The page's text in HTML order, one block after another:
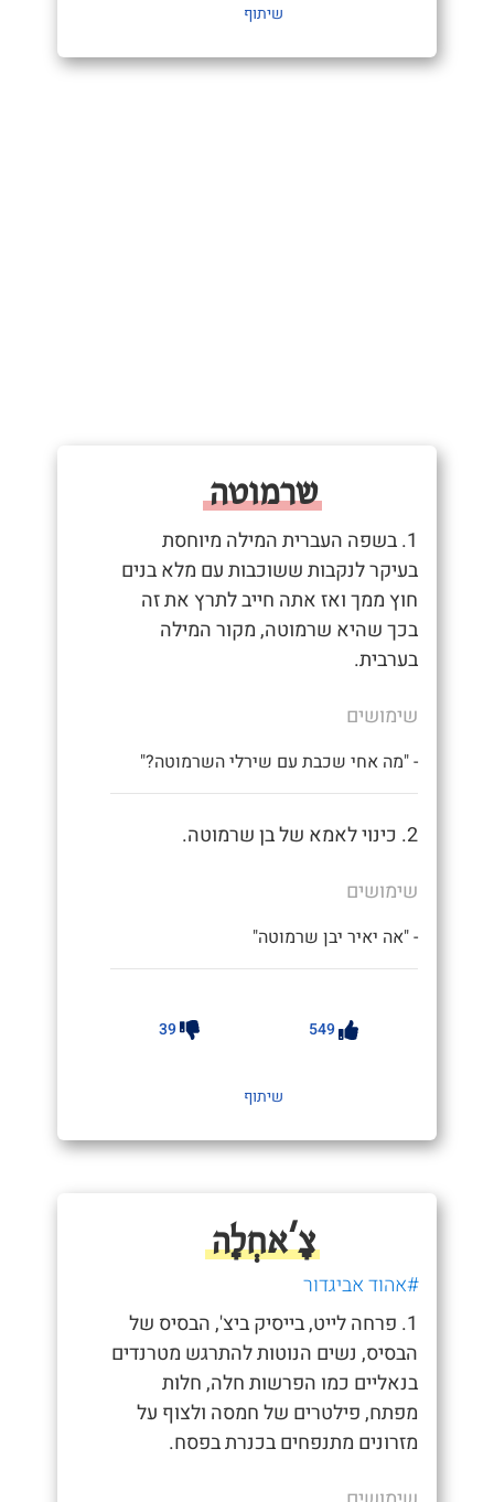
שיתוף
שרמוטה
1. בשפה העברית המילה מיוחסת
בעיקר לנקבות ששוכבות עם מלא בנים
חוץ ממך ואז אתה חייב לתרץ את זה
בכך שהיא שרמוטה, מקור המילה
בערבית.
שימושים
- "מה אחי שכבת עם שירלי השרמוטה?"
2. כינוי לאמא של בן שרמוטה.
שימושים
- "אה יאיר יבן שרמוטה"
549
39
שיתוף
צָ'אחְלָה
#אהוד אביגדור
1. פרחה לייט, בייסיק ביצ', הבסיס של
הבסיס, נשים הנוטות להתרגש מטרנדים
בנאליים כמו הפרשות חלה, חלות
מפתח, פילטרים של חמסה ולצוף על
מזרונים מתנפחים בכנרת בפסח.